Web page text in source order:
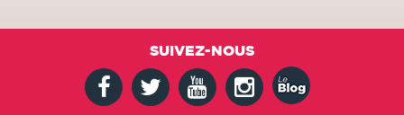
SUIVEZ-NOUS